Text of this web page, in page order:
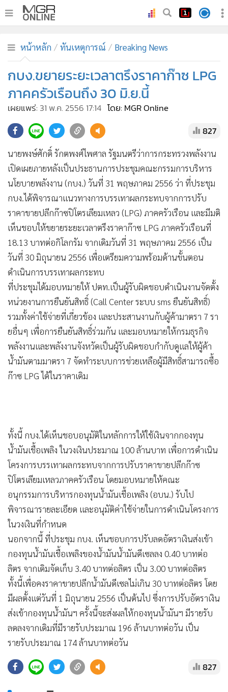
ทันเหตุการณ์
• ภาคใต้
Online Section
• ผู้จัดการรายวัน
• คอลัมนิสต์
• ละคร
• CbizReview
• Cyber BIZ
• ผู้จัดกวน
• Good health & Well-being
• Green Innovation & SD
• Management & HR
• MGR Live
• Infographic
• การเมือง
ท่องเที่ยว
กีฬา
•
ต่างประเทศ
• Special Scoop
• อาชญากรรม
• Motoring
• เกม
• วิทยาศาสตร์
• SMEs
• หุ้น
• อินโดจีน
• กองทุนรวม
•
Celeb Online
• Factcheck
•
ญี่ปุ่น
• News1
• Gotomanager
หน้าหลัก ทันเหตุการณ์ Breaking News
กบง.ขยายระยะเวลาตรึงราคาก๊าซ LPG
ภาคครัวเรือนถึง 30 มิ.ย.นี้
เผยแพร่: 31 พ.ค. 2556 17:14 โดย: MGR Online
827
นายพงษ์ศักดิ์ รักตพงศ์ไพศาล รัฐมนตรีว่าการกระทรวงพลังงาน
เปิดเผยภายหลังเป็นประธานการประชุมคณะกรรมการบริหาร
นโยบายพลังงาน (กบง.) วันที่ 31 พฤษภาคม 2556 ว่า ที่ประชุม
กบง.ได้พิจารณาแนวทางการบรรเทาผลกระทบจากการปรับ
ราคาขายปลีกก๊าซปิโตรเลียมเหลว (LPG) ภาคครัวเรือน และมีมติ
เห็นชอบให้ขยายระยะเวลาตรึงราคาก๊าซ LPG ภาคครัวเรือนที่
18.13 บาทต่อกิโลกรัม จากเดิมวันที่ 31 พฤษภาคม 2556 เป็น
วันที่ 30 มิถุนายน 2556 เพื่อเตรียมความพร้อมด้านขั้นตอน
ดำเนินการบรรเทาผลกระทบ
ที่ประชุมได้มอบหมายให้ ปตท.เป็นผู้รับผิดชอบดำเนินงานจัดตั้ง
หน่วยงานการยืนยันสิทธิ์ (Call Center ระบบ sms ยืนยันสิทธิ์)
รวมทั้งค่าใช้จ่ายที่เกี่ยวข้อง และประสานงานกับผู้ค้ามาตรา 7 รา
ยอื่นๆ เพื่อการยืนยันสิทธิ์ร่วมกัน และมอบหมายให้กรมธุรกิจ
พลังงานและพลังงานจังหวัดเป็นผู้รับผิดชอบกำกับดูแลให้ผู้ค้า
น้ำมันตามมาตรา 7 จัดทำระบบการช่วยเหลือผู้มีสิทธิ์สามารถซื้อ
ก๊าซ LPG ได้ในราคาเดิม